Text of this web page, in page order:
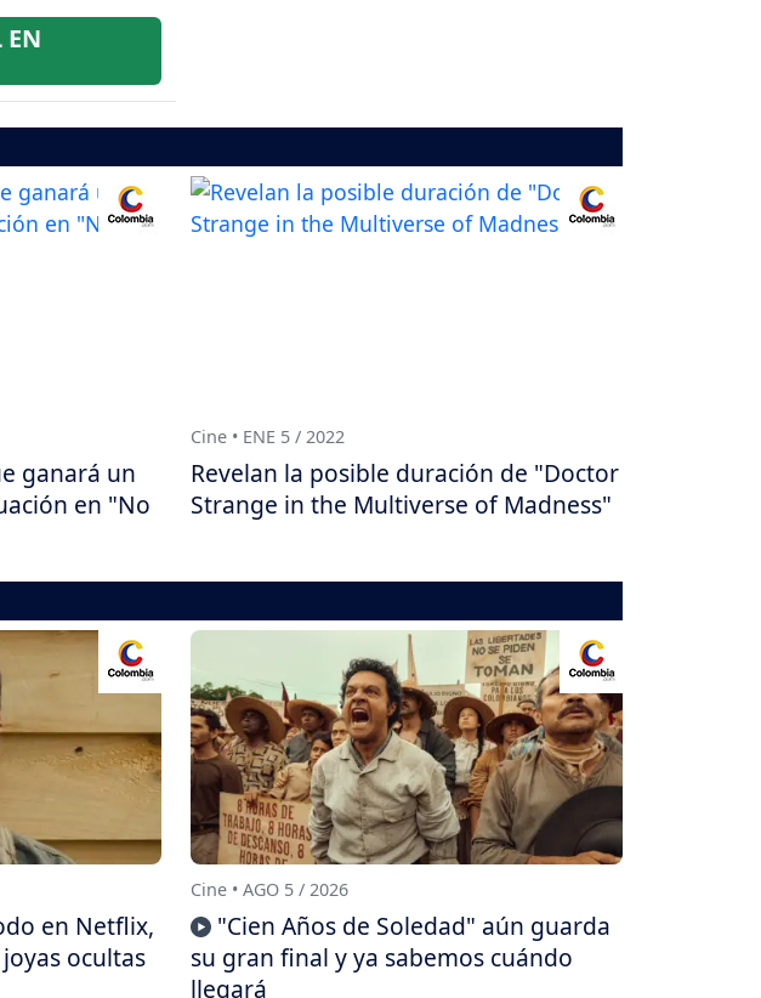
EN
ganará un
en "No
Cine • ENE 5 / 2022
Revelan la posible duración de "Doctor
Strange in the Multiverse of Madness"
en Netflix,
ocultas
Cine • AGO 5 / 2026
"Cien Años de Soledad" aún guarda
su gran final y ya sabemos cuándo
llegará